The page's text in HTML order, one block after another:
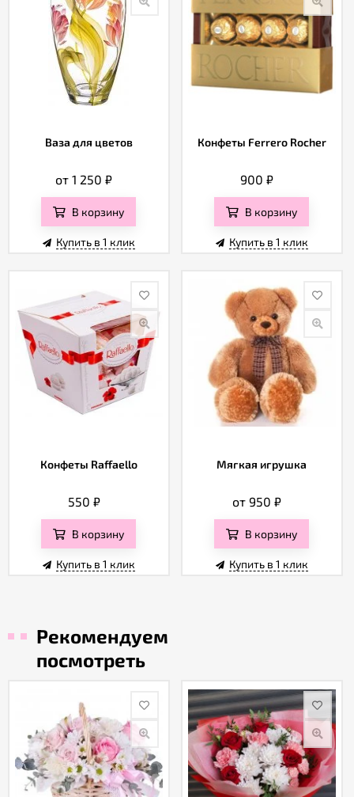
Ваза для цветов
от 1 250₽
В корзину
Купить в 1 клик
Конфеты Ferrero Rocher
900₽
В корзину
Купить в 1 клик
Конфеты Raffaello
550 ₽
В корзину
Купить в 1 клик
Мягкая игрушка
от 950₽
В корзину
Купить в 1 клик
Рекомендуем
посмотреть